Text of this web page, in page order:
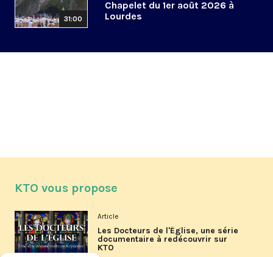
31:00
Chapelet du 1er août 2026 à
Lourdes
KTO vous propose
Article
Les Docteurs de l'Église, une série
documentaire à redécouvrir sur
KTO